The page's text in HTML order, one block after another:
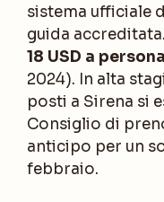
sistema ufficiale
guida
18 USD a persona
2024). In alta
posti a Sirena si
Consiglio di
anticipo per un
febbraio.